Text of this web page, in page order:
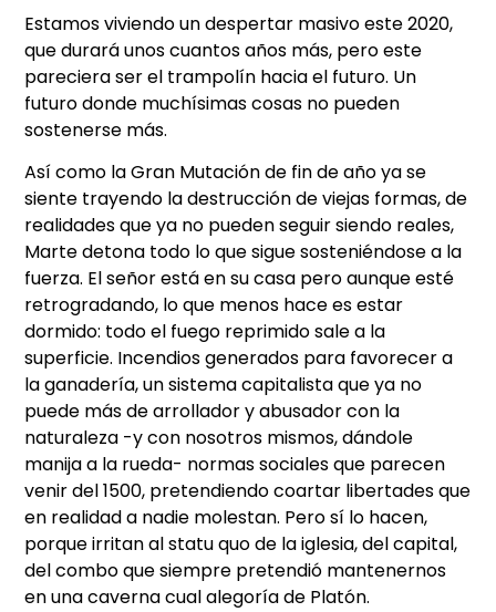
Estamos viviendo un despertar masivo este 2020,
que durará unos cuantos años más, pero este
pareciera ser el trampolín hacia el futuro. Un
futuro donde muchísimas cosas no pueden
sostenerse más.
Así como la Gran Mutación de fin de año ya se
siente trayendo la destrucción de viejas formas, de
realidades que ya no pueden seguir siendo reales,
Marte detona todo lo que sigue sosteniéndose a la
fuerza. El señor está en su casa pero aunque esté
retrogradando, lo que menos hace es estar
dormido: todo el fuego reprimido sale a la
superficie. Incendios generados para favorecer a
la ganadería, un sistema capitalista que ya no
puede más de arrollador y abusador con la
naturaleza -y con nosotros mismos, dándole
manija a la rueda- normas sociales que parecen
venir del 1500, pretendiendo coartar libertades que
en realidad a nadie molestan. Pero sí lo hacen,
porque irritan al statu quo de la iglesia, del capital,
del combo que siempre pretendió mantenernos
en una caverna cual alegoría de Platón.